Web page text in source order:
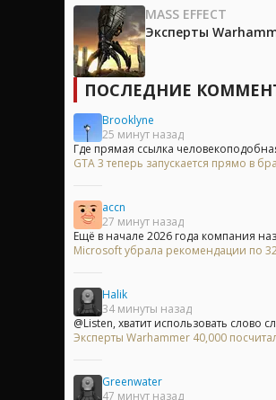
MASS EFFECT
Эксперты
ПОСЛЕДНИЕ
Brooklyne
25 минут назад
Где прямая ссылка
GTA 3 теперь запускается прямо в
accn
27 минут назад
Ещё в начале 2026 года компания
Microsoft убрала рекомендации по
Halik
34 минуты назад
@Listen, хватит использовать
Эксперты Warhammer 40,000
Greenwater
47 минут назад